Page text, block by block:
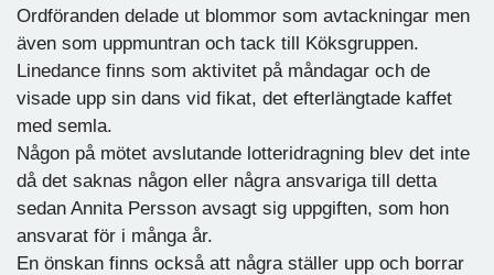
Ordföranden delade ut blommor som avtackningar men
även som uppmuntran och tack till Köksgruppen.
Linedance finns som aktivitet på måndagar och de
visade upp sin dans vid fikat, det efterlängtade kaffet
med semla.
Någon på mötet avslutande lotteridragning blev det inte
då det saknas någon eller några ansvariga till detta
sedan Annita Persson avsagt sig uppgiften, som hon
ansvarat för i många år.
En önskan finns också att några ställer upp och borrar